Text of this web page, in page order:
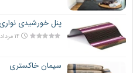
پنل خورشیدی نواری
۱۴ مرداد, ۱۴۰۵
سیمان خاکستری